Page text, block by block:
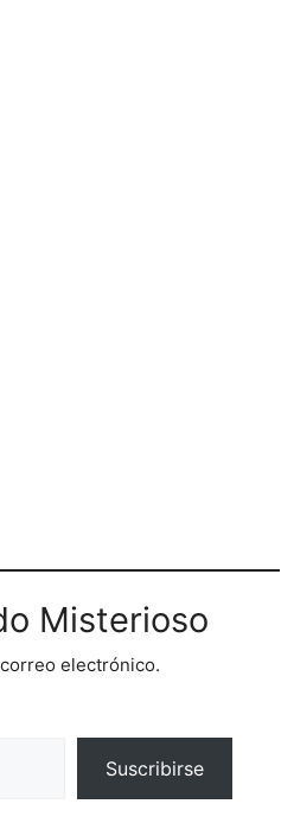
Misterioso
electrónico.
Suscribirse